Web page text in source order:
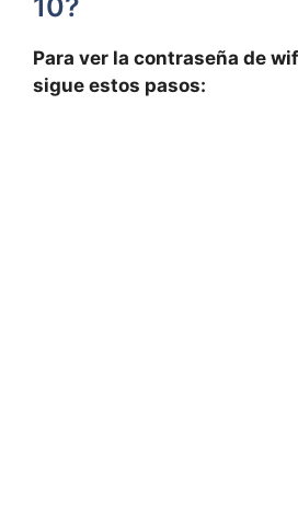
10?
Para ver la contraseña de
sigue estos pasos: